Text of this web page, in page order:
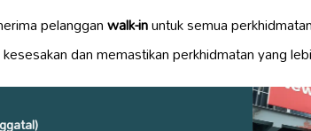
pelangganwalk-inuntuk semua
dan memastikan perkhidmatan yang